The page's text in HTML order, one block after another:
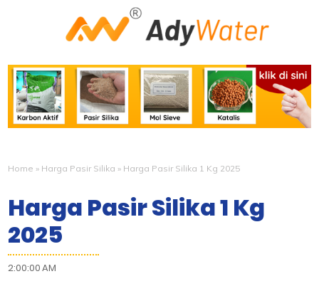
Home » Harga Pasir Silika » Harga Pasir Silika 1 Kg 2025
Harga Pasir Silika 1 Kg
2025
2:00:00 AM